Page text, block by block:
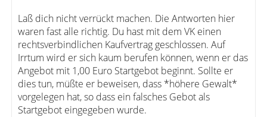
Laß dich nicht verrückt machen. Die Antworten hier
waren fast alle richtig. Du hast mit dem VK einen
rechtsverbindlichen Kaufvertrag geschlossen. Auf
Irrtum wird er sich kaum berufen können, wenn er das
Angebot mit 1,00 Euro Startgebot beginnt. Sollte er
dies tun, müßte er beweisen, dass *höhere Gewalt*
vorgelegen hat, so dass ein falsches Gebot als
Startgebot eingegeben wurde.